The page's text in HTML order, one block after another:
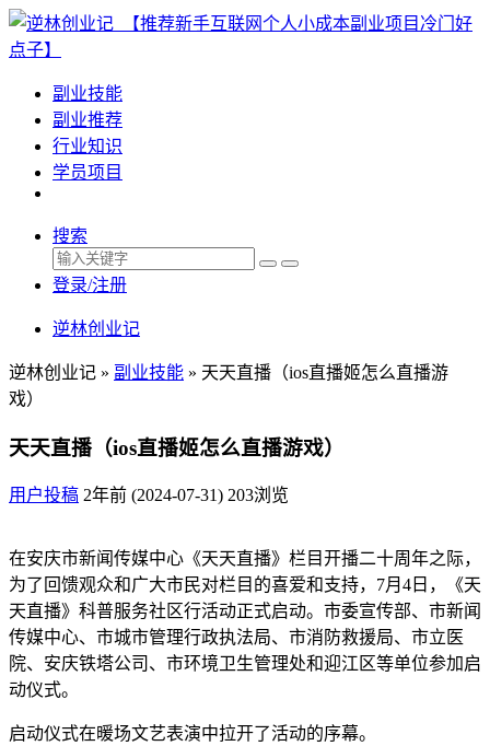
副业技能
副业推荐
行业知识
学员项目
搜索
登录/注册
逆林创业记
逆林创业记 » 副业技能 » 天天直播（ios直播姬怎么直播游
戏）
天天直播（ios直播姬怎么直播游戏）
用户投稿 2年前 (2024-07-31) 203浏览
在安庆市新闻传媒中心《天天直播》栏目开播二十周年之际，
为了回馈观众和广大市民对栏目的喜爱和支持，7月4日，《天
天直播》科普服务社区行活动正式启动。市委宣传部、市新闻
传媒中心、市城市管理行政执法局、市消防救援局、市立医
院、安庆铁塔公司、市环境卫生管理处和迎江区等单位参加启
动仪式。
启动仪式在暖场文艺表演中拉开了活动的序幕。